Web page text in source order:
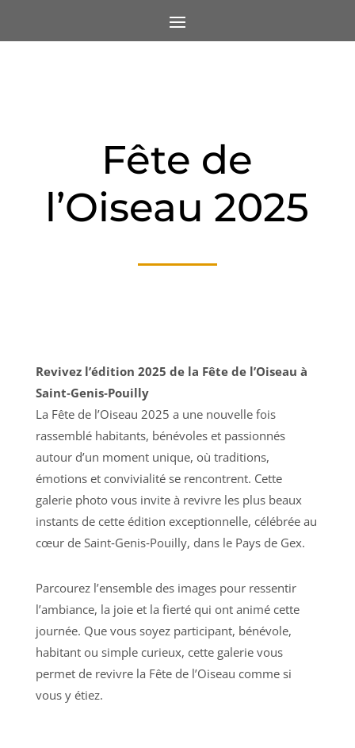
Fête de
l’Oiseau 2025
Revivez l’édition 2025 de la Fête de l’Oiseau à
Saint‑Genis‑Pouilly
La Fête de l’Oiseau 2025 a une nouvelle fois
rassemblé habitants, bénévoles et passionnés
autour d’un moment unique, où traditions,
émotions et convivialité se rencontrent. Cette
galerie photo vous invite à revivre les plus beaux
instants de cette édition exceptionnelle, célébrée au
cœur de Saint‑Genis‑Pouilly, dans le Pays de Gex.
Parcourez l’ensemble des images pour ressentir
l’ambiance, la joie et la fierté qui ont animé cette
journée. Que vous soyez participant, bénévole,
habitant ou simple curieux, cette galerie vous
permet de revivre la Fête de l’Oiseau comme si
vous y étiez.